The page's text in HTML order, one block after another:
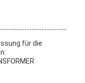
für die